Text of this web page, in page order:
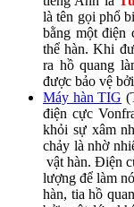
là tên gọi phổ
bằng một điện
thể hàn. Khi
ra hồ quang
được bảo vệ
Máy hàn TIG
điện cực
khỏi sự xâm
chảy là nhờ
vật hàn. Điện
lượng để làm
hàn, tia hồ